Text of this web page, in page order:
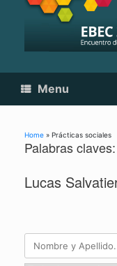
Menu
Home » Prácticas sociales
Palabras
Lucas